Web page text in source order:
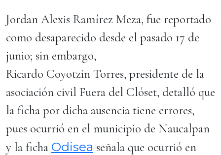
Jordan Alexis Ramírez Meza, fue reportado
como desaparecido desde el pasado 17 de
junio; sin embargo,
Ricardo Coyotzin Torres, presidente de la
asociación civil Fuera del Clóset, detalló que
la ficha por dicha ausencia tiene errores,
pues ocurrió en el municipio de Naucalpan
y la ficha Odisea señala que ocurrió en